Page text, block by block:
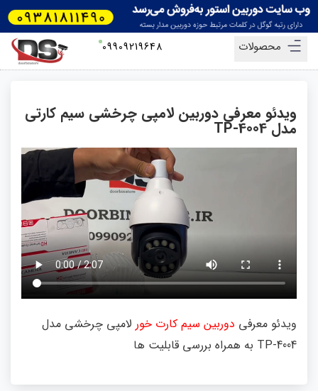
محصولات 09909219648
ویدئو معرفی دوربین لامپی چرخشی سیم کارتی
مدل TP-4004
ویدئو معرفی دوربین سیم کارت خور لامپی چرخشی مدل
TP-4004 به همراه بررسی قابلیت ها